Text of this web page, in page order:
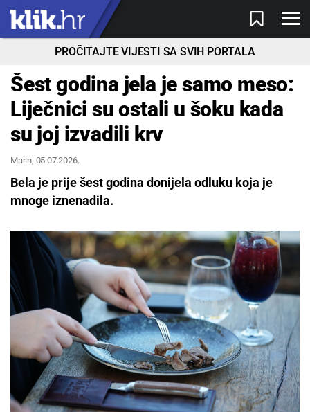
PROČITAJTE VIJESTI SA SVIH PORTALA
Šest godina jela je samo meso:
Liječnici su ostali u šoku kada
su joj izvadili krv
Marin, 05.07.2026.
Bela je prije šest godina donijela odluku koja je
mnoge iznenadila.